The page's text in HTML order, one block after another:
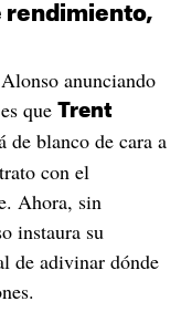
rendimiento,
anunciando
que Trent
de blanco de cara a
con el
Ahora, sin
instaura su
de adivinar dónde